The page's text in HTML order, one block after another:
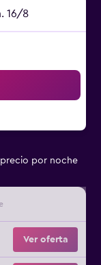
16/8
precio por noche
Ver oferta